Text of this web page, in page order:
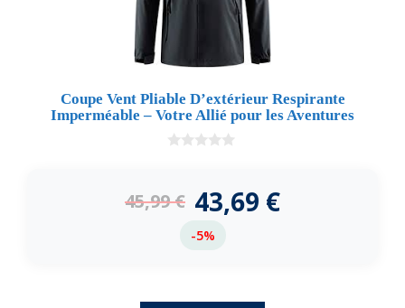
Coupe Vent Pliable D’extérieur Respirante
Imperméable – Votre Allié pour les Aventures
5
45,99€ 43,69 €
-5%